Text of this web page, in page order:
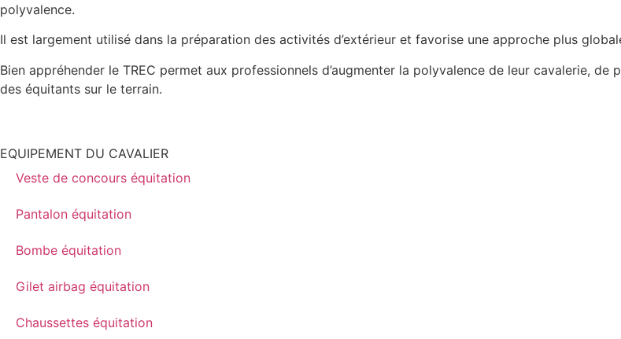
polyvalence.
Il est largement utilisé dans la préparation des activités d’extérieur et favorise une approche plus
Bien appréhender le TREC permet aux professionnels d’augmenter la polyvalence de leur cavalerie,
des équitants sur le terrain.
EQUIPEMENT DU CAVALIER
Veste de concours équitation
Pantalon équitation
Bombe équitation
Gilet airbag équitation
Chaussettes équitation